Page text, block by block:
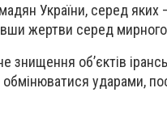
України, серед яких
жертви серед
знищення об’єктів
ударами,